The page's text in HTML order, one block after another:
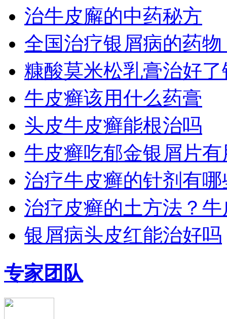
治牛皮廨的中药秘方
全国治疗银屑病的药
糠酸莫米松乳膏治好
牛皮癣该用什么药膏
头皮牛皮癣能根治吗
牛皮癣吃郁金银屑片有
治疗牛皮癣的针剂有哪
治疗皮癣的土方法？
银屑病头皮红能治好吗
专家团队